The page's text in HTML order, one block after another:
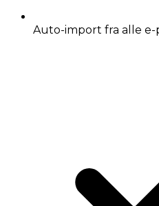
Auto-import fra alle